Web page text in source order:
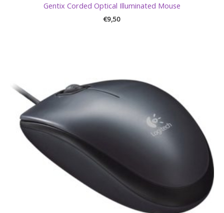
Gentix Corded Optical Illuminated Mouse
€9,50